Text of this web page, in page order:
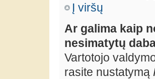
Į viršų
Ar galima kaip
nesimatytų
Vartotojo
rasite nustatymą